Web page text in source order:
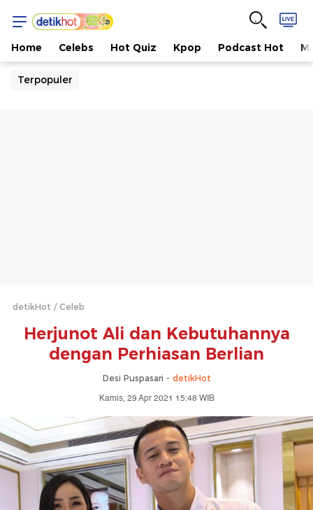
Home Celebs Hot Quiz Kpop Podcast Hot
Terpopuler
detikHot Celeb
Herjunot Ali dan Kebutuhannya
dengan Perhiasan Berlian
Desi Puspasari - detikHot
Kamis, 29 Apr 2021 15:48 WIB